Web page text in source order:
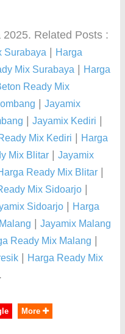
Related Posts :
Surabaya
Harga
Mix Surabaya
Harga
Ready Mix
Jayamix
Jayamix Kediri
Mix Kediri
Harga
Mix Blitar
Jayamix
Ready Mix Blitar
Mix Sidoarjo
Sidoarjo
Harga
Jayamix Malang
Ready Mix Malang
Harga Ready Mix
.
More